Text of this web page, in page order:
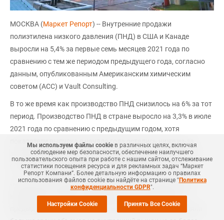
МОСКВА (Маркет Репорт) -- Внутренние продажи
полиэтилена низкого давления (ПНД) в США и Канаде
выросли на 5,4% за первые семь месяцев 2021 года по
сравнению с тем же периодом предыдущего года, согласно
данным, опубликованным Американским химическим
советом (ACC) и Vault Consulting.
В то же время как производство ПНД снизилось на 6% за тот
период. Производство ПНД в стране выросло на 3,3% в июле
2021 года по сравнению с предыдущим годом, хотя
показатели выпуска с начала года остались ниже из-за
значительных производственных потерь, произошедших
после полярного шторма в середине февраля в Техасе.
Экспортные продажи снизились на 37% за первые семь
месяцев 2021 года по сравнению с тем же периодом
предыдущего года, поскольку производители направляли
Мы используем файлы cookieв различных целях, включая
соблюдение мер безопасности, обеспечение наилучшего
пользовательского опыта при работе с нашим сайтом, отслеживание
статистики посещения ресурса и для рекламных задач “Маркет
Репорт Компани”. Более детальную информацию о правилах
использования файлов cookie вы найдёте на странице "Политика
конфиденциальности GDPR".
Настройки Cookie Принять Все Cookie